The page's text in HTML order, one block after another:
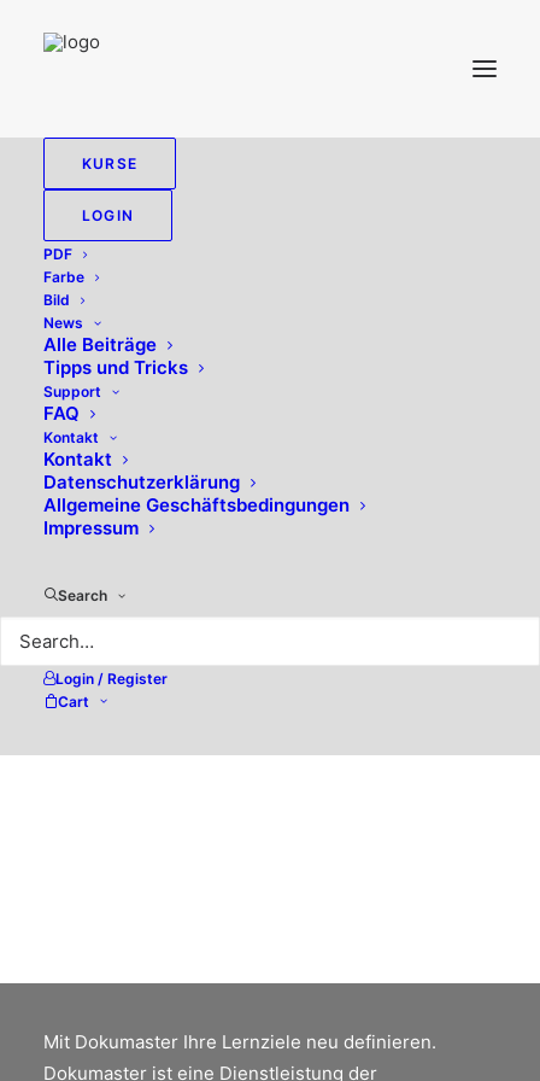
KURSE
LOGIN
PDF
Farbe
Bild
News
Alle Beiträge
Tipps und Tricks
Support
FAQ
Kontakt
Kontakt
Datenschutzerklärung
Allgemeine Geschäftsbedingungen
Impressum
Search
Login / Register
Cart
TPM
Mit Dokumaster Ihre Lernziele neu definieren.
Dokumaster ist eine Dienstleistung der